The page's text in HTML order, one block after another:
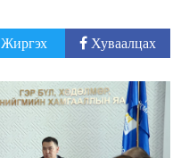
Жиргэх Хуваалцах